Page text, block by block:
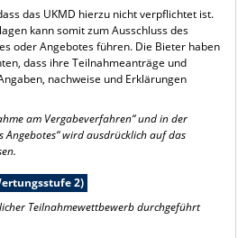
das UKMD hierzu nicht verpflichtet ist.
kann somit zum Ausschluss des
oder Angebotes führen. Die Bieter haben
dass ihre Teilnahmeanträge und
nachweise und Erklärungen
am Vergabeverfahren“ und in der
Angebotes“ wird ausdrücklich auf das
2)
Teilnahmewettbewerb durchgeführt